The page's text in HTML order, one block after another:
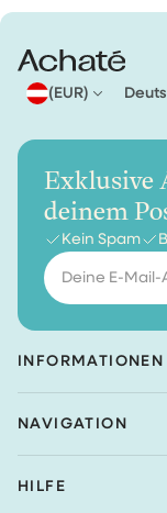
(EUR)
INFORMATIONEN
Nieuwe Prinsenkade
4811VC Breda
Niederlande
NAVIGATION
Reinigungssets
HILFE
Exklusive
deinem
Kein Spam
E-
Mail-